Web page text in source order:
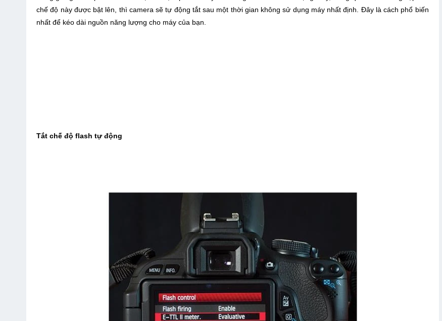
chế độ này được bật lên, thì camera sẽ tự động tắt sau một thời gian không sử dụng máy nhất định. Đây là cách phổ biến
nhất để kéo dài nguồn năng lượng cho máy của bạn.
Tắt chế độ flash tự động